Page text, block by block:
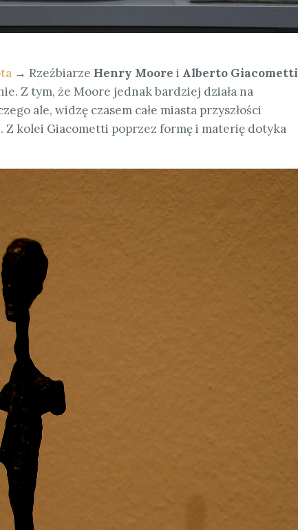
→ Rzeźbiarze Henry Moore i Alberto Giacometti
Z tym, że Moore jednak bardziej działa na
ale, widzę czasem całe miasta przyszłości
Z kolei Giacometti poprzez formę i materię dotyka